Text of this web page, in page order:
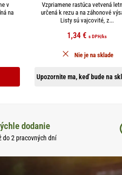
v
na
Vzpriamene rastúca vetvená
určená k rezu a na záhonové
Listy sú vajcovité, z...
1,34 € s DPH/ks
Upozornite ma, keď bude na
Nie je na sklade
dodanie
do 2 pracovných dní